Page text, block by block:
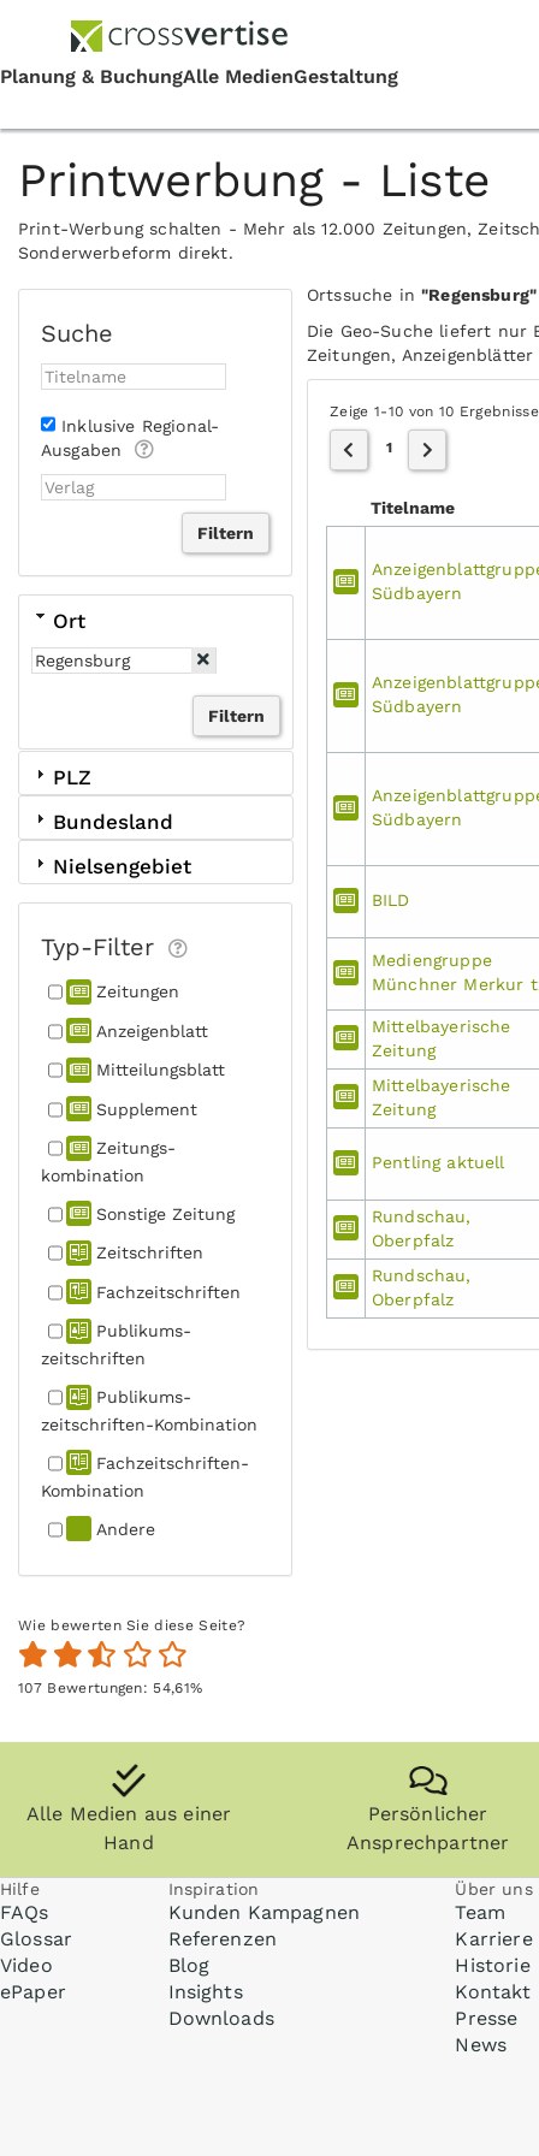
Printwerbung - Liste
Print-Werbung schalten - Mehr als 12.000 Zeitungen,
Sonderwerbeform direkt.
Suche
Inklusive Regional-
Ausgaben
Ort
PLZ
Bundesland
Nielsengebiet
Typ-Filter
Zeitungen
Anzeigen­blatt
Mitteilungs­blatt
Supplement
Zeitungs­
kombination
Sonstige Zeitung
Zeitschriften
Fachzeit­schriften
Publikums­
zeitschriften
Publikums­
zeitschriften-Kombination
Fachzeit­schriften-
Kombination
Andere
Ortssuche in"Regensburg"
Die Geo-Suche liefert nur
Zeitungen,
Zeige 1-10 von 10
1
Titelname
Südbayern
Südbayern
Südbayern
BILD
Mediengruppe
Münchner Merkur
Mittelbayerische
Zeitung
Mittelbayerische
Zeitung
Pentling aktuell
Rundschau,
Oberpfalz
Rundschau,
Oberpfalz
Wie bewerten Sie diese Seite?
107Bewertungen: 54,61%
Alle Medien aus einer
Hand
Persönlicher
Ansprechpartner
Hilfe
FAQs
Glossar
Video
ePaper
Inspiration
Kunden Kampagnen
Referenzen
Blog
Insights
Downloads
Über uns
Team
Karriere
Historie
Kontakt
Presse
News